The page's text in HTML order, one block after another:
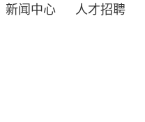
新闻中心 人才招聘